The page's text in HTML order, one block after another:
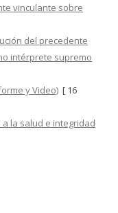
vinculante sobre
del precedente
intérprete supremo
y Video) [ 16
la salud e integridad